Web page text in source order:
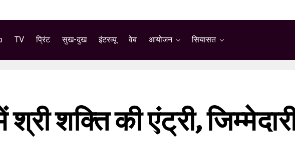
TV प्रिंट सुख-दुख इंटरव्यू वेब आयोजन सियासत
शक्ति की एंट्री,